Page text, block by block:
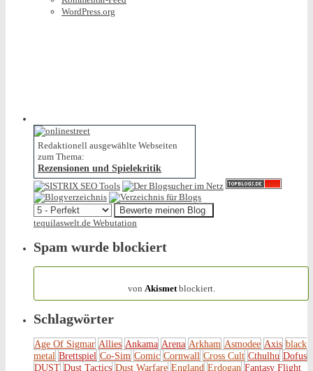
WordPress.org
Redaktionell ausgewählte Webseiten
zum Thema:
Rezensionen und Spielekritik
tequilaswelt.de Webutation
Spam wurde blockiert
von Akismetblockiert.
Schlagwörter
Age Of Sigmar Allies Ankama Arena Arkham Asmodee Axis black
metal Brettspiel Co-Sim Comic Cornwall Cross Cult Cthulhu Dofus
DUST Dust Tactics Dust Warfare England Erdogan Fantasy Flight